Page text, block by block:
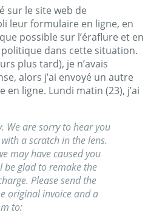
sur le site web de
leur formulaire en ligne, en
possible sur l’éraflure et en
dans cette situation.
plus tard), je n’avais
alors j’ai envoyé un autre
ligne. Lundi matin (23), j’ai
We are sorry to hear you
a scratch in the lens.
may have caused you
be glad to remake the
Please send the
original invoice and a
to: